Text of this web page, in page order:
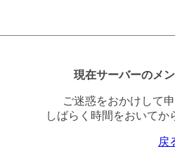
現在サーバーのメ
ご迷惑をおかけして
しばらく時間をおいてか
戻